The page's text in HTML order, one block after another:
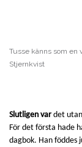
Tusse känns som en
Stjernkvist
Slutligen vardet
För det första hade
dagbok. Han föddes